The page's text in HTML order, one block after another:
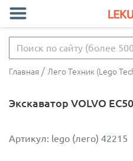
Главная / Лего Техник (Lego
Экскаватор VOLVO
Артикул: lego (лего) 42215